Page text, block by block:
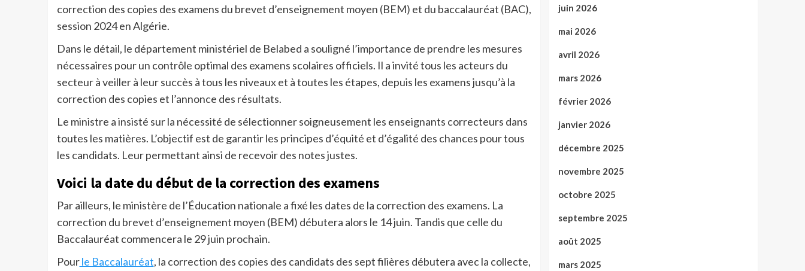
correction des copies des examens du brevet d’enseignement moyen (BEM) et du baccalauréat (BAC),
session 2024 en Algérie.
Dans le détail, le département ministériel de Belabed a souligné l’importance de prendre les mesures
nécessaires pour un contrôle optimal des examens scolaires officiels. Il a invité tous les acteurs du
secteur à veiller à leur succès à tous les niveaux et à toutes les étapes, depuis les examens jusqu’à la
correction des copies et l’annonce des résultats.
Le ministre a insisté sur la nécessité de sélectionner soigneusement les enseignants correcteurs dans
toutes les matières. L’objectif est de garantir les principes d’équité et d’égalité des chances pour tous
les candidats. Leur permettant ainsi de recevoir des notes justes.
Voici la date du début de la correction des examens
Par ailleurs, le ministère de l’Éducation nationale a fixé les dates de la correction des examens. La
correction du brevet d’enseignement moyen (BEM) débutera alors le 14 juin. Tandis que celle du
Baccalauréat commencera le 29 juin prochain.
Pourle Baccalauréat, la correction des copies des candidats des sept filières débutera avec la collecte,
juin 2026
mai 2026
avril 2026
mars 2026
février 2026
janvier 2026
décembre 2025
novembre 2025
octobre 2025
septembre 2025
août 2025
mars 2025